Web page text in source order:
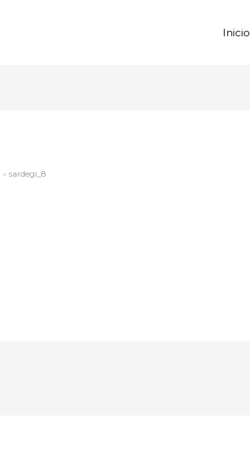
Inicio
sardegi_8